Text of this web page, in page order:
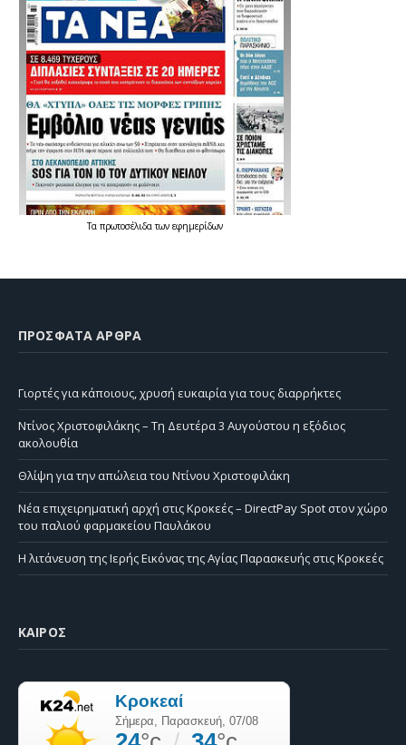
Τα πρωτοσέλιδατων εφημερίδων
ΠΡΌΣΦΑΤΑ ΆΡΘΡΑ
Γιορτές για κάποιους, χρυσή ευκαιρία για τους διαρρήκτες
Ντίνος Χριστοφιλάκης – Τη Δευτέρα 3 Αυγούστου η εξόδιος
ακολουθία
Θλίψη για την απώλεια του Ντίνου Χριστοφιλάκη
Νέα επιχειρηματική αρχή στις Κροκεές – DirectPay Spot στον χώρο
του παλιού φαρμακείου Παυλάκου
Η λιτάνευση της Ιερής Εικόνας της Αγίας Παρασκευής στις Κροκεές
ΚΑΙΡΌΣ